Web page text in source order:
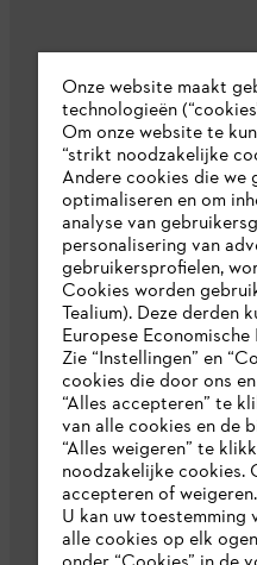
Onze website maakt
technologieën
Om onze website te
“strikt noodzakelijke
Andere cookies die we
optimaliseren en om
analyse van
personalisering van
gebruikersprofielen,
Cookies worden
Tealium). Deze derden
Europese
Zie “Instellingen” en
cookies die door ons
“Alles accepteren” te
van alle cookies en de
“Alles weigeren” te
noodzakelijke cookies.
accepteren of weigeren.
U kan uw
alle cookies op elk